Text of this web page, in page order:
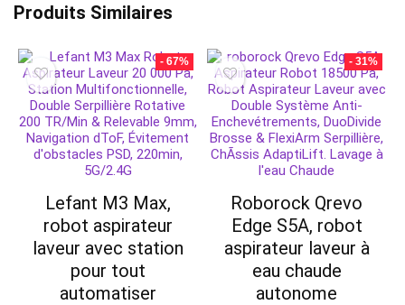
Produits Similaires
- 67%
Lefant M3 Max,
robot aspirateur
laveur avec station
pour tout
automatiser
- 31%
Roborock Qrevo
Edge S5A, robot
aspirateur laveur à
eau chaude
autonome